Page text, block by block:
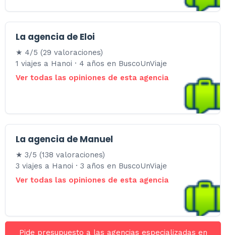
La agencia de Eloi
★ 4/5 (29 valoraciones)
1 viajes a Hanoi · 4 años en BuscoUnViaje
Ver todas las opiniones de esta agencia
La agencia de Manuel
★ 3/5 (138 valoraciones)
3 viajes a Hanoi · 3 años en BuscoUnViaje
Ver todas las opiniones de esta agencia
Pide presupuesto a las agencias especializadas en